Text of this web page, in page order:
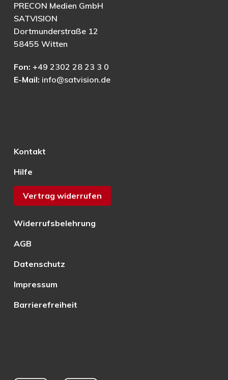
PRECON Medien GmbH
SATVISION
Dortmunderstraße 12
58455 Witten
Fon: +49 2302 28 23 3 0
E-Mail: info@satvision.de
Kontakt
Hilfe
Vertrag widerrufen
Widerrufsbelehrung
AGB
Datenschutz
Impressum
Barrierefreiheit